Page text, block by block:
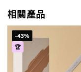
相關產品
-43%
🏆